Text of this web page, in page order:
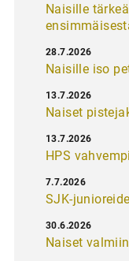
Naisille
Naisille iso
28.7.2026
Naiset
13.7.2026
HPS
13.7.2026
SJK-
7.7.2026
Naiset
30.6.2026